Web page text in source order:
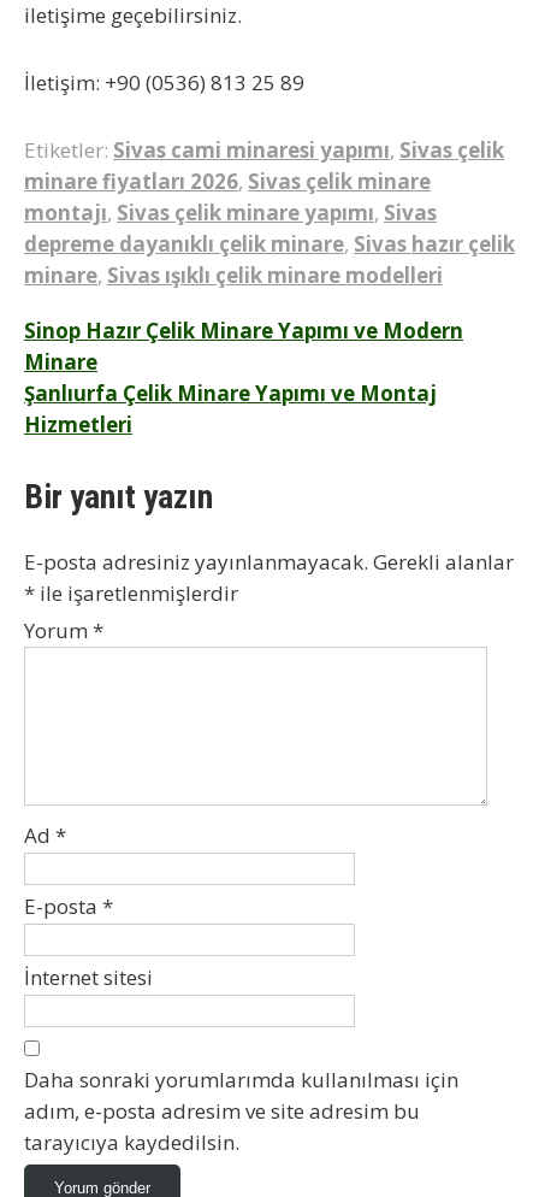
iletişime geçebilirsiniz.
İletişim: +90 (0536) 813 25 89
Etiketler: Sivas cami minaresi yapımı, Sivas çelik
minare fiyatları 2026, Sivas çelik minare
montajı, Sivas çelik minare yapımı, Sivas
depreme dayanıklı çelik minare, Sivas hazır çelik
minare, Sivas ışıklı çelik minare modelleri
Yazı
gezinmesi
Sinop Hazır Çelik Minare Yapımı ve Modern
Minare
Şanlıurfa Çelik Minare Yapımı ve Montaj
Hizmetleri
Bir yanıt yazın
E-posta adresiniz yayınlanmayacak. Gerekli alanlar
* ile işaretlenmişlerdir
Yorum *
Ad *
E-posta *
İnternet sitesi
Daha sonraki yorumlarımda kullanılması için
adım, e-posta adresim ve site adresim bu
tarayıcıya kaydedilsin.